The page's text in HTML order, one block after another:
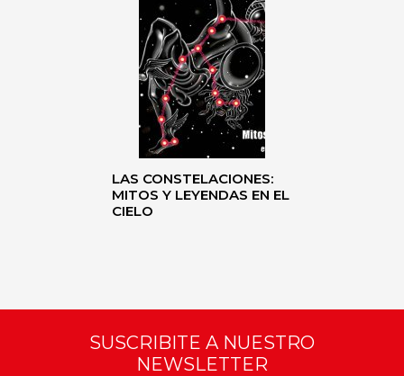
LAS CONSTELACIONES:
MITOS Y LEYENDAS EN EL
CIELO
SUSCRIBITE A NUESTRO
NEWSLETTER